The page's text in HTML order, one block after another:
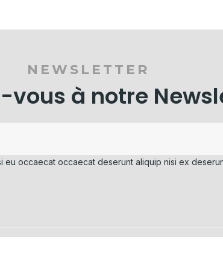
NEWSLETTER
vous à notre
eu occaecat occaecat deserunt aliquip nisi ex